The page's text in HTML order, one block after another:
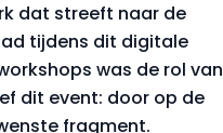
dat streeft naar de
tijdens dit digitale
was de rol van
dit event: door op de
fragment.